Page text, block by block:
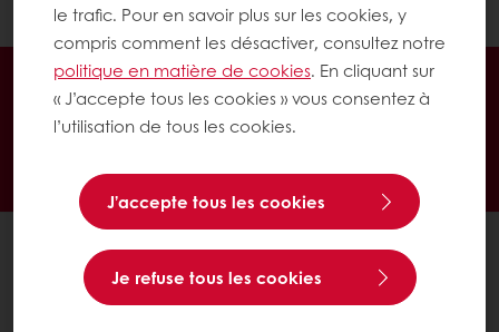
le trafic. Pour en savoir plus sur les cookies, y
compris comment les désactiver, consultez notre
politique en matière de cookies. En cliquant sur
« J’accepte tous les cookies » vous consentez à
l’utilisation de tous les cookies.
J’accepte tous les cookies
Je refuse tous les cookies
Commandes en ligne 24/7
Paiement en ligne sécurisé
Accès à vos informations personnelles (factures)
Tous les produits
Recettes
A propos de Puratos